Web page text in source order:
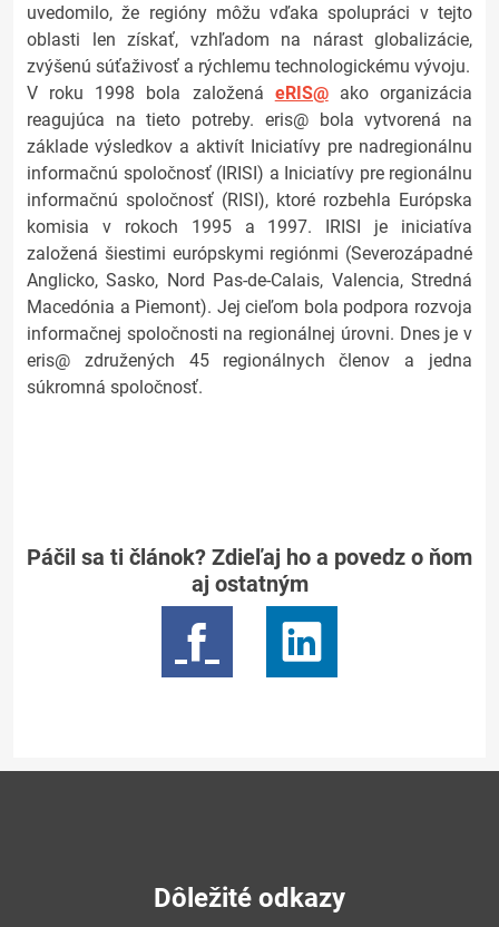
uvedomilo, že regióny môžu vďaka spolupráci v tejto
oblasti len získať, vzhľadom na nárast globalizácie,
zvýšenú súťaživosť a rýchlemu technologickému vývoju.
V roku 1998 bola založená eRIS@ako organizácia
reagujúca na tieto potreby. eris@ bola vytvorená na
základe výsledkov a aktivít Iniciatívy pre nadregionálnu
informačnú spoločnosť (IRISI) a Iniciatívy pre regionálnu
informačnú spoločnosť (RISI), ktoré rozbehla Európska
komisia v rokoch 1995 a 1997. IRISI je iniciatíva
založená šiestimi európskymi regiónmi (Severozápadné
Anglicko, Sasko, Nord Pas-de-Calais, Valencia, Stredná
Macedónia a Piemont). Jej cieľom bola podpora rozvoja
informačnej spoločnosti na regionálnej úrovni. Dnes je v
eris@ združených 45 regionálnych členov a jedna
súkromná spoločnosť.
Páčil sa ti článok? Zdieľaj ho a povedz o ňom
aj ostatným
Dôležité odkazy